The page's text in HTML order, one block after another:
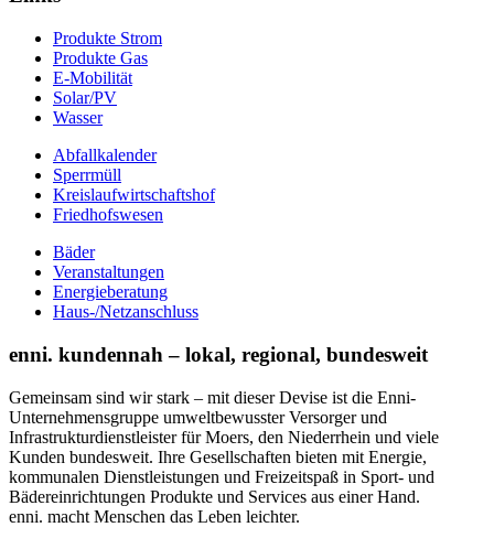
Produkte Strom
Produkte Gas
E-Mobilität
Solar/PV
Wasser
Abfallkalender
Sperrmüll
Kreislaufwirtschaftshof
Friedhofswesen
Bäder
Veranstaltungen
Energieberatung
Haus-/Netzanschluss
enni. kundennah – lokal, regional, bundesweit
Gemeinsam sind wir stark – mit dieser Devise ist die Enni-
Unternehmensgruppe umweltbewusster Versorger und
Infrastrukturdienstleister für Moers, den Niederrhein und viele
Kunden bundesweit. Ihre Gesellschaften bieten mit Energie,
kommunalen Dienstleistungen und Freizeitspaß in Sport- und
Bädereinrichtungen Produkte und Services aus einer Hand.
enni. macht Menschen das Leben leichter.